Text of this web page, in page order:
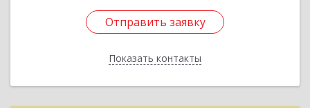
Отправить заявку
Показать контакты
Отправить заявку
Назад